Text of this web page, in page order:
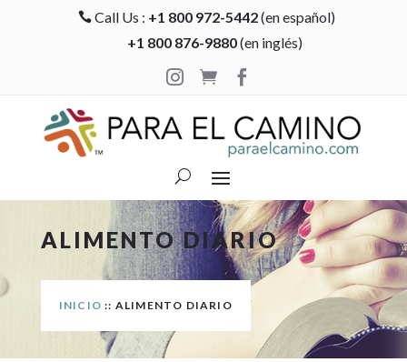
 Call Us : +1 800 972-5442(en español)
+1 800 876-9880(en inglés)

 
ALIMENTO DIARIO
INICIO :: ALIMENTO DIARIO